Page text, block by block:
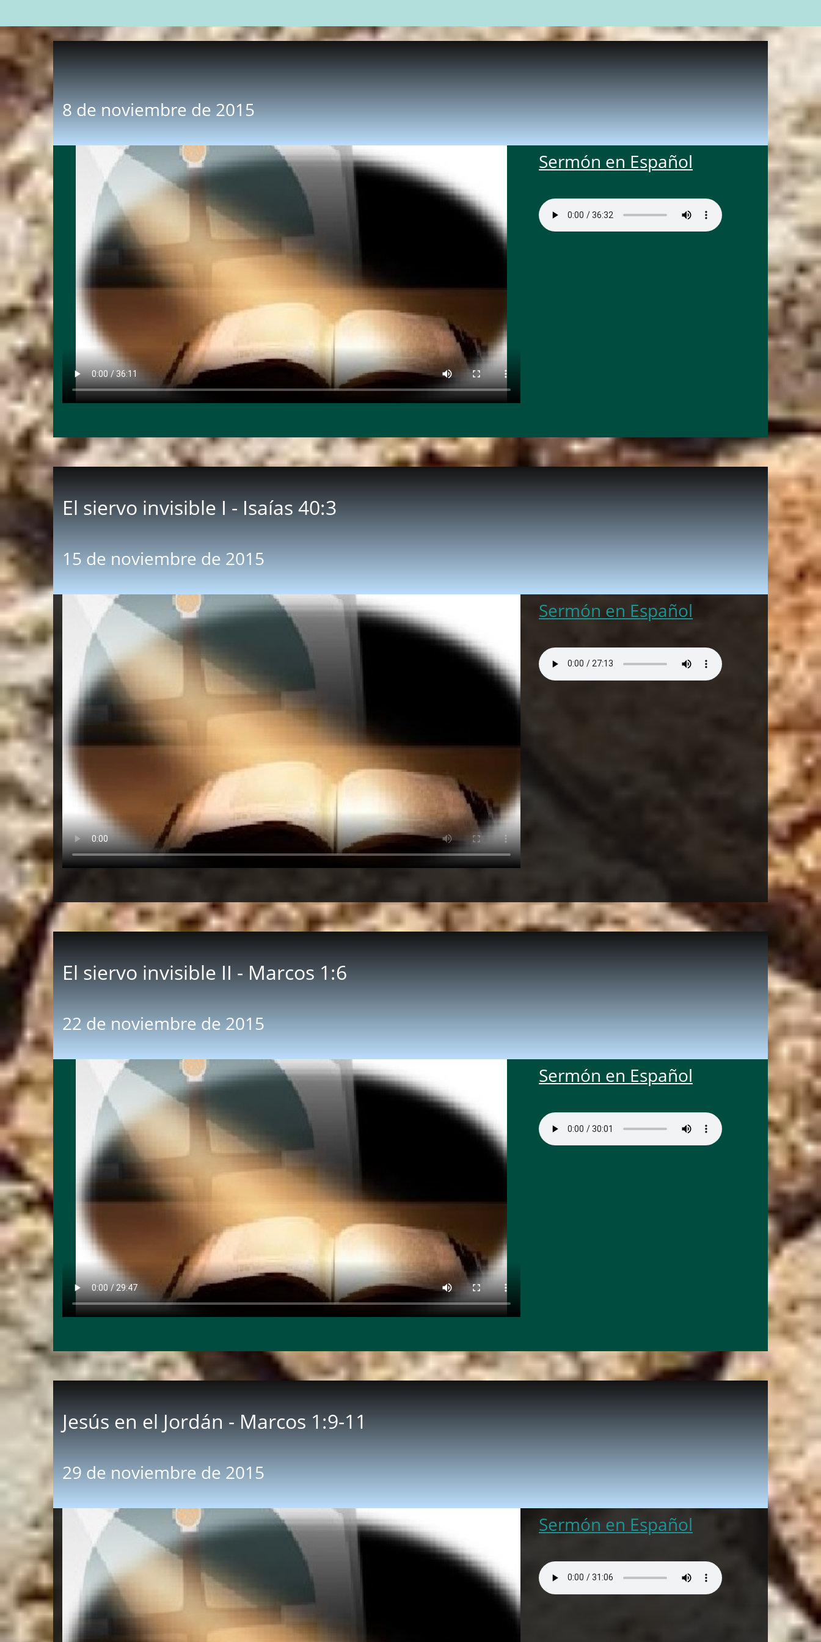
8 de noviembre de 2015
Sermón en Español
El siervo invisible I - Isaías 40:3
15 de noviembre de 2015
Sermón en Español
El siervo invisible II - Marcos 1:6
22 de noviembre de 2015
Sermón en Español
Jesús en el Jordán - Marcos 1:9-11
29 de noviembre de 2015
Sermón en Español